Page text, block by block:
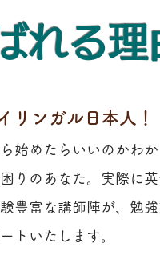
れる
リンガル日本人！
始めたらいいのかわ
りのあなた。実際に
豊富な講師陣が、勉
トいたします。